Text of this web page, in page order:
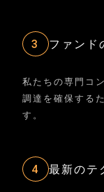
3 ファンド
私たちの専門コ
調達を確保する
す。
4 最新のテ